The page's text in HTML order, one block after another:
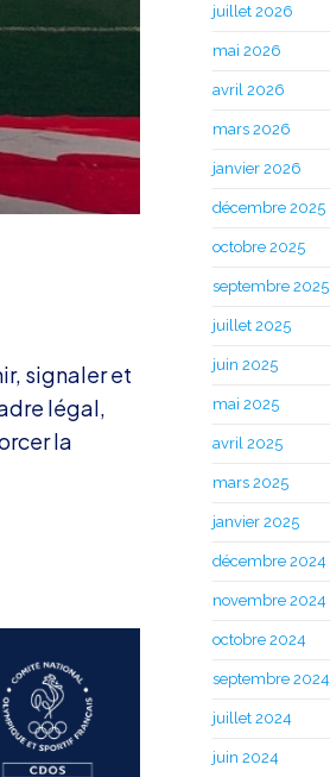
signaler et
légal,
la
juillet 2026
mai 2026
avril 2026
mars 2026
janvier 2026
décembre 2025
octobre 2025
septembre 2025
juillet 2025
juin 2025
mai 2025
avril 2025
mars 2025
janvier 2025
décembre 2024
novembre 2024
octobre 2024
septembre 2024
juillet 2024
juin 2024